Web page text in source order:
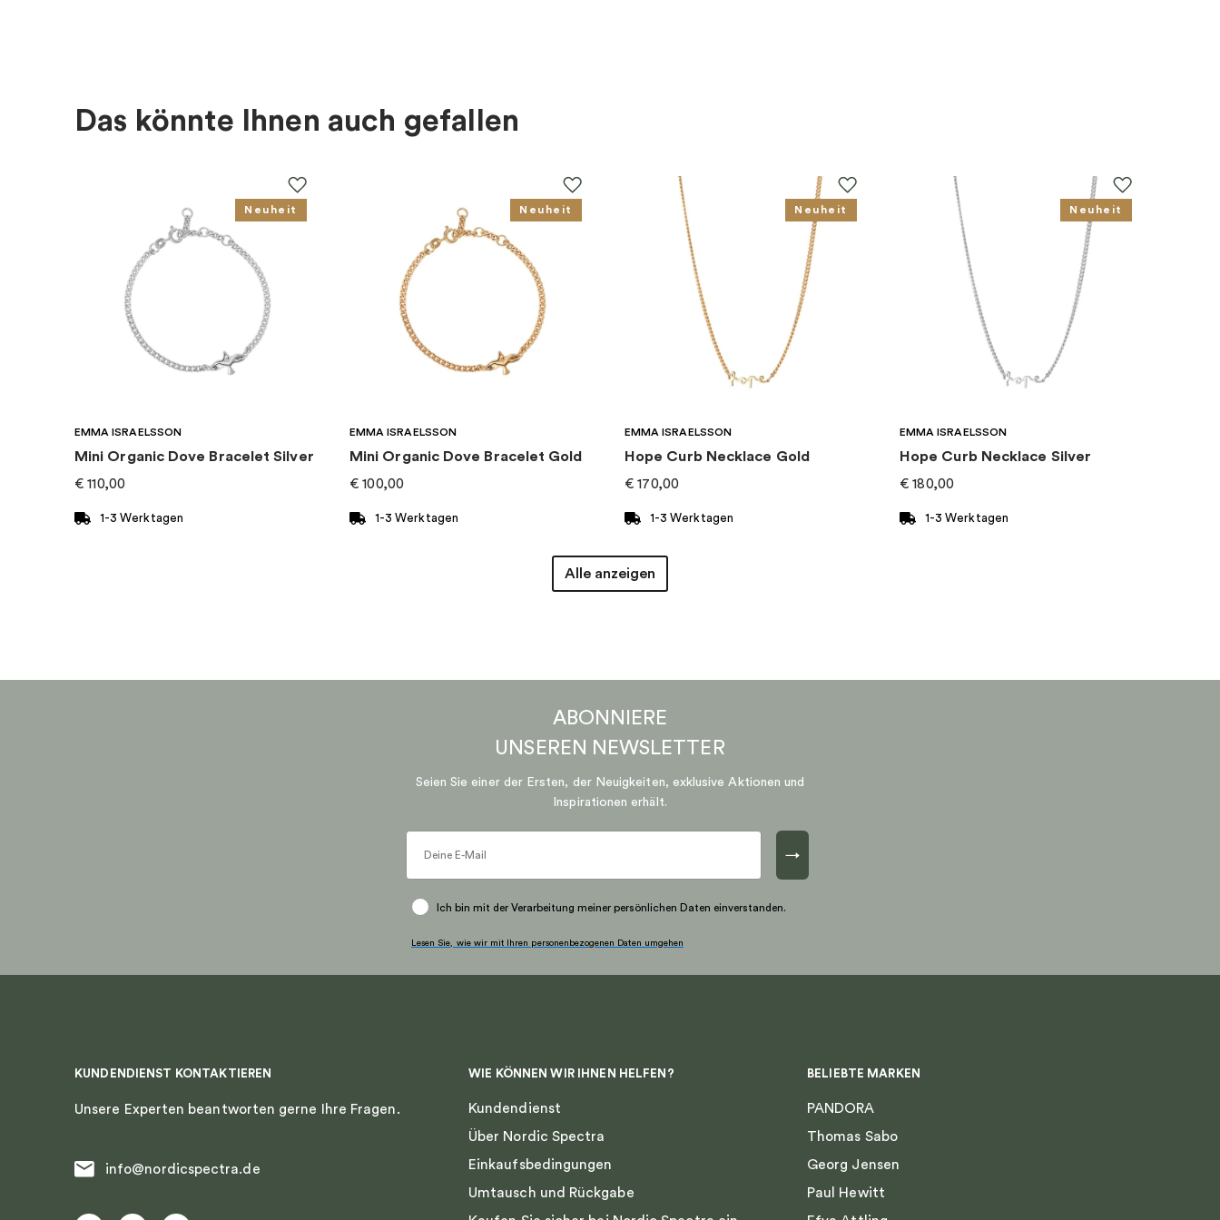
Thomas Sabo
Art von Charme
Das könnte Ihnen auch gefallen
Neuheit
EMMA ISRAELSSON
Mini Organic Dove Bracelet Silver
€ 110,00
1-3 Werktagen
Neuheit
EMMA ISRAELSSON
Mini Organic Dove Bracelet Gold
€ 100,00
1-3 Werktagen
Neuheit
EMMA ISRAELSSON
Hope Curb Necklace Gold
€ 170,00
1-3 Werktagen
Neuheit
EMMA ISRAELSSON
Hope Curb Necklace Silver
€ 180,00
1-3 Werktagen
Alle anzeigen
ABONNIERE
UNSEREN NEWSLETTER
Seien Sie einer der Ersten, der Neuigkeiten, exklusive Aktionen und
Inspirationen erhält.
→
Ich bin mit der Verarbeitung meiner persönlichen Daten einverstanden.
Lesen Sie, wie wir mit Ihren personenbezogenen Daten umgehen
KUNDENDIENST KONTAKTIEREN
Unsere Experten beantworten gerne Ihre Fragen.
info@nordicspectra.de
WIE KÖNNEN WIR IHNEN HELFEN?
Kundendienst
Über Nordic Spectra
Einkaufsbedingungen
Umtausch und Rückgabe
BELIEBTE MARKEN
PANDORA
Thomas Sabo
Georg Jensen
Paul Hewitt